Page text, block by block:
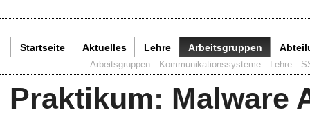
Startseite Aktuelles Lehre Arbeitsgruppen
Arbeitsgruppen Kommunikationssysteme Lehre
Praktikum: Malware